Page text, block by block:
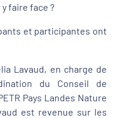
faire face ?
et participantes ont
Lavaud, en charge de
du Conseil de
Pays Landes Nature
est revenue sur les